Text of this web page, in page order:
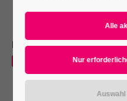
Nullam dictum